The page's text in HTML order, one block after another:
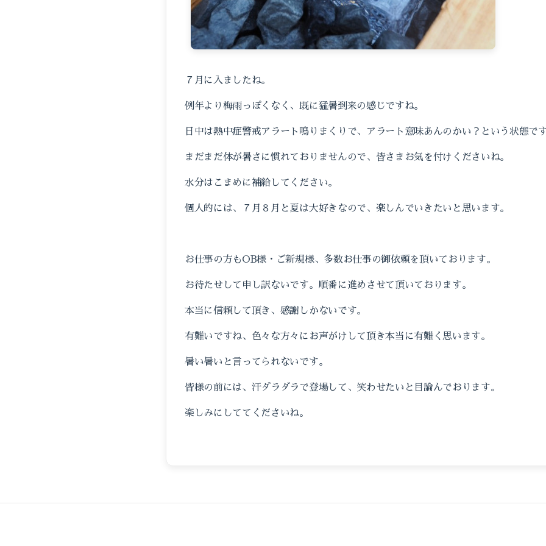
７月に入ましたね。
例年より梅雨っぽくなく、既に猛暑到来の感じですね。
日中は熱中症警戒アラート鳴りまくりで、アラート意味あんのかい？という状態で
まだまだ体が暑さに慣れておりませんので、皆さまお気を付けくださいね。
水分はこまめに補給してください。
個人的には、７月８月と夏は大好きなので、楽しんでいきたいと思います。
お仕事の方もOB様・ご新規様、多数お仕事の御依頼を頂いております。
お待たせして申し訳ないです。順番に進めさせて頂いております。
本当に信頼して頂き、感謝しかないです。
有難いですね、色々な方々にお声がけして頂き本当に有難く思います。
暑い暑いと言ってられないです。
皆様の前には、汗ダラダラで登場して、笑わせたいと目論んでおります。
楽しみにしててくださいね。